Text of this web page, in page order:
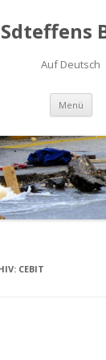
Sdteffens
Auf Deutsch
Menü
CEBIT